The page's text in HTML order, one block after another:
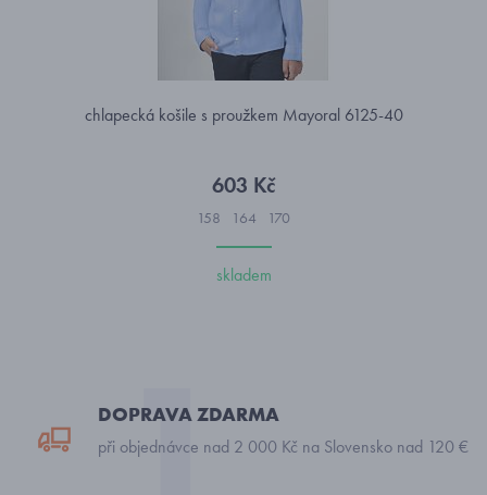
chlapecká košile s proužkem Mayoral 6125-40
603 Kč
158 164 170
skladem
DOPRAVA ZDARMA
při objednávce nad 2 000 Kč na Slovensko nad 120 €